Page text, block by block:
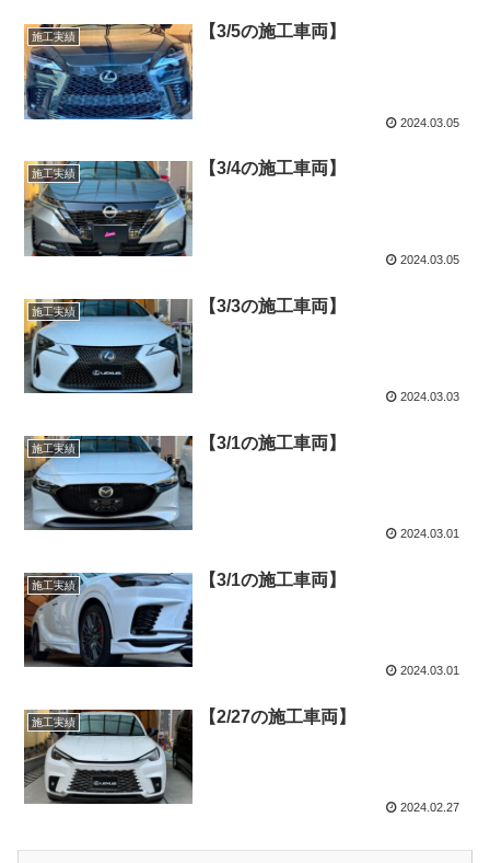
施工実績 【3/5の施工車両】
2024.03.05
施工実績 【3/4の施工車両】
2024.03.05
施工実績 【3/3の施工車両】
2024.03.03
施工実績 【3/1の施工車両】
2024.03.01
施工実績 【3/1の施工車両】
2024.03.01
施工実績 【2/27の施工車両】
2024.02.27